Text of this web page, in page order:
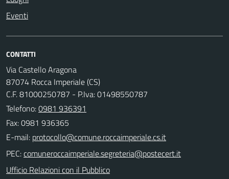
Eventi
CONTATTI
Via Castello Aragona
87074 Rocca Imperiale (CS)
C.F. 81000250787 - P.Iva: 01498550787
Telefono:0981 936391
Fax: 0981 936365
E-mail:
PEC:
Ufficio Relazioni con il Pubblico